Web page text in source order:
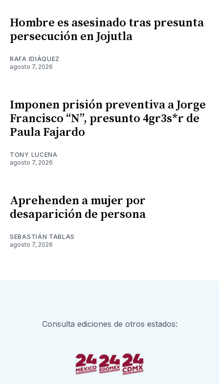
Hombre es asesinado tras presunta
persecución en Jojutla
RAFA IDIÁQUEZ
agosto 7, 2026
Imponen prisión preventiva a Jorge
Francisco “N”, presunto 4gr3s*r de
Paula Fajardo
TONY LUCENA
agosto 7, 2026
Aprehenden a mujer por
desaparición de persona
SEBASTIÁN TABLAS
agosto 7, 2026
Consulta ediciones de otros estados: